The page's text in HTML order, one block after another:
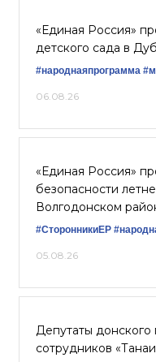
«Единая Россия»
детского сада в
#народнаяпрограмма
06.08.26
«Единая Россия»
безопасности
Волгодонском
#СторонникиЕР
05.08.26
Депутаты донского
сотрудников